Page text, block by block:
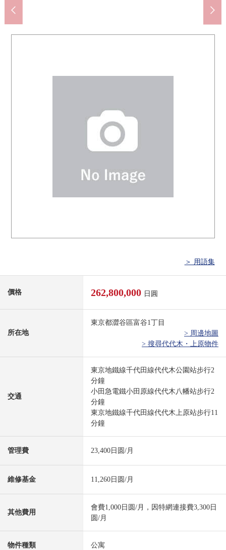
＞ 用語集
價格 262,800,000 日圓
所在地
東京都澀谷區富谷1丁目
> 周邊地圖
> 搜尋代代木・上原物件
交通
東京地鐵線千代田線代代木公園站步行2
分鐘
小田急電鐵小田原線代代木八幡站步行2
分鐘
東京地鐵線千代田線代代木上原站步行11
分鐘
管理費 23,400日圆/月
維修基金 11,260日圆/月
其他費用
會費1,000日圆/月，因特網連接費3,300日
圆/月
物件種類 公寓